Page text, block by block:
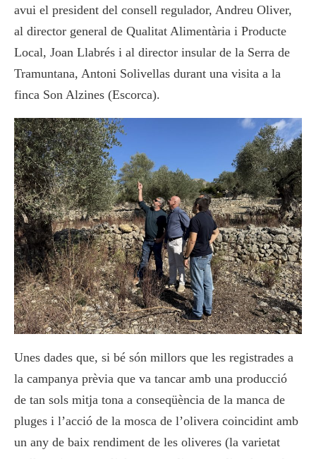
avui el president del consell regulador, Andreu Oliver,
al director general de Qualitat Alimentària i Producte
Local, Joan Llabrés i al director insular de la Serra de
Tramuntana, Antoni Solivellas durant una visita a la
finca Son Alzines (Escorca).
Unes dades que, si bé són millors que les registrades a
la campanya prèvia que va tancar amb una producció
de tan sols mitja tona a conseqüència de la manca de
pluges i l’acció de la mosca de l’olivera coincidint amb
un any de baix rendiment de les oliveres (la varietat